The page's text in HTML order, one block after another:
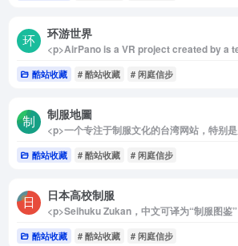
环游世界
酷站收藏 # 酷站收藏 # 闲庭信步
制服地圖
酷站收藏 # 酷站收藏 # 闲庭信步
日本高校制服
酷站收藏 # 酷站收藏 # 闲庭信步